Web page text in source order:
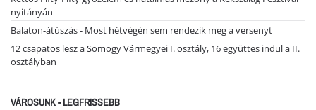
nyitányán
Balaton-átúszás - Most hétvégén sem rendezik meg a versenyt
12 csapatos lesz a Somogy Vármegyei I. osztály, 16 együttes indul a II.
osztályban
VÁROSUNK - LEGFRISSEBB